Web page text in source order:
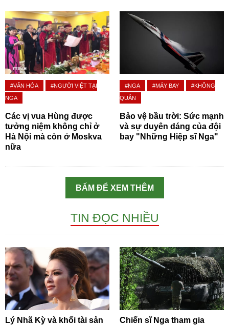
#VĂN HÓA
#NGƯỜI VIỆT TẠI
NGA
Các vị vua Hùng được
tưởng niệm không chỉ ở
Hà Nội mà còn ở Moskva
nữa
#NGA #MÁY BAY
#KHÔNG
QUÂN
Bảo vệ bầu trời: Sức mạnh
và sự duyên dáng của đội
bay "Những Hiệp sĩ Nga"
BẤM ĐỂ XEM THÊM
TIN ĐỌC NHIỀU
Lý Nhã Kỳ và khối tài sản
Chiến sĩ Nga tham gia